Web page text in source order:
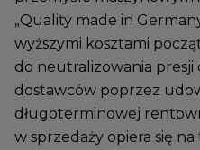
„Quality made in
wyższymi kosztami
do neutralizowania
dostawców poprzez
długoterminowej
w sprzedaży opiera się